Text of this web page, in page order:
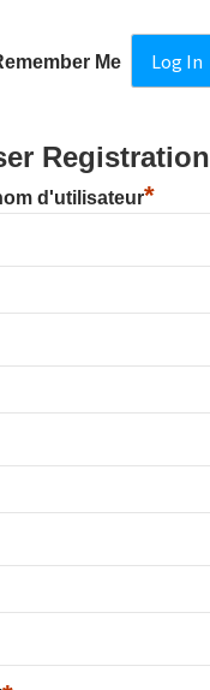
Me
Registration
d'utilisateur*